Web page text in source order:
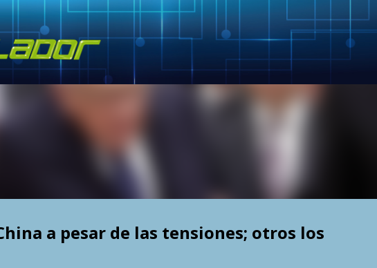
Skip to main content
a pesar de las tensiones; otros los